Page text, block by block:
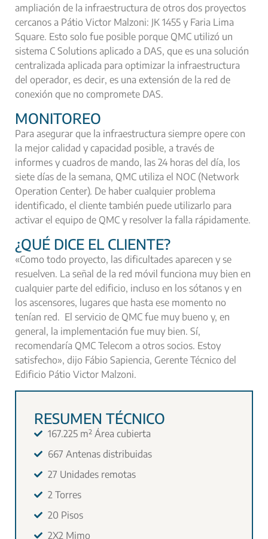
ampliación de la infraestructura de otros dos proyectos
cercanos a Pátio Victor Malzoni: JK 1455 y Faria Lima
Square. Esto solo fue posible porque QMC utilizó un
sistema C Solutions aplicado a DAS, que es una solución
centralizada aplicada para optimizar la infraestructura
del operador, es decir, es una extensión de la red de
conexión que no compromete DAS.
MONITOREO
Para asegurar que la infraestructura siempre opere con
la mejor calidad y capacidad posible, a través de
informes y cuadros de mando, las 24 horas del día, los
siete días de la semana, QMC utiliza el NOC (Network
Operation Center). De haber cualquier problema
identificado, el cliente también puede utilizarlo para
activar el equipo de QMC y resolver la falla rápidamente.
¿QUÉ DICE EL CLIENTE?
«Como todo proyecto, las dificultades aparecen y se
resuelven. La señal de la red móvil funciona muy bien en
cualquier parte del edificio, incluso en los sótanos y en
los ascensores, lugares que hasta ese momento no
tenían red. El servicio de QMC fue muy bueno y, en
general, la implementación fue muy bien. Sí,
recomendaría QMC Telecom a otros socios. Estoy
satisfecho», dijo Fábio Sapiencia, Gerente Técnico del
Edificio Pátio Victor Malzoni.
RESUMEN TÉCNICO
167.225 m²​ Área cubierta
667 Antenas distribuidas
27 Unidades remotas
2 Torres
20 Pisos
2X2 Mimo